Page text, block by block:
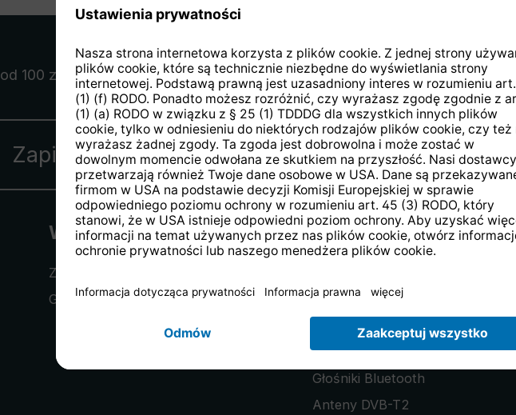
od 100 zł Zwrot zamówieniaw ciągu 14 dni
Zapisz się do newslettera i otrzymajkupon 20 zł.
WSPARCIE
Zgłoszenia serwisowe
Gwarancja i rejestracja produktu
PRODUKTY
Smart TV
Stacje pogody
Głośniki Bluetooth
Anteny DVB-T2